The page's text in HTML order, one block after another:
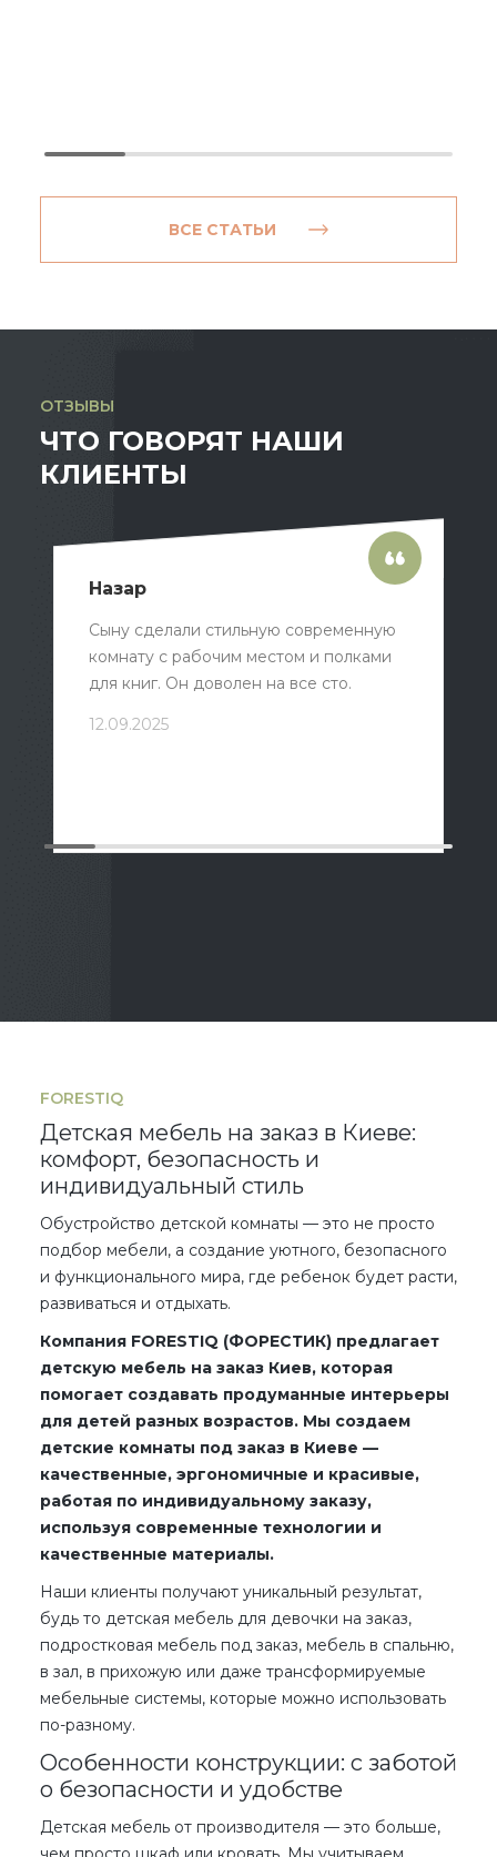
ВСЕ СТАТЬИ
ОТЗЫВЫ
ЧТО ГОВОРЯТ НАШИ
КЛИЕНТЫ
Назар
Сыну сделали стильную современную
комнату с рабочим местом и полками
для книг. Он доволен на все сто.
12.09.2025
FORESTIQ
Детская мебель на заказ в Киеве:
комфорт, безопасность и
индивидуальный стиль
Обустройство детской комнаты — это не просто
подбор мебели, а создание уютного, безопасного
и функционального мира, где ребенок будет расти,
развиваться и отдыхать.
Компания FORESTIQ (ФОРЕСТИК) предлагает
детскую мебель на заказ Киев, которая
помогает создавать продуманные интерьеры
для детей разных возрастов. Мы создаем
детские комнаты под заказ в Киеве —
качественные, эргономичные и красивые,
работая по индивидуальному заказу,
используя современные технологии и
качественные материалы.
Наши клиенты получают уникальный результат,
будь то детская мебель для девочки на заказ,
подростковая мебель под заказ, мебель в спальню,
в зал, в прихожую или даже трансформируемые
мебельные системы, которые можно использовать
по-разному.
Особенности конструкции: с заботой
о безопасности и удобстве
Детская мебель от производителя — это больше,